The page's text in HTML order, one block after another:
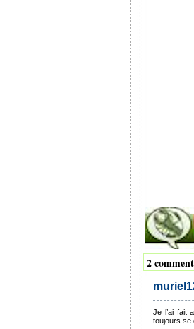
2
Je l’ai fait
toujours se